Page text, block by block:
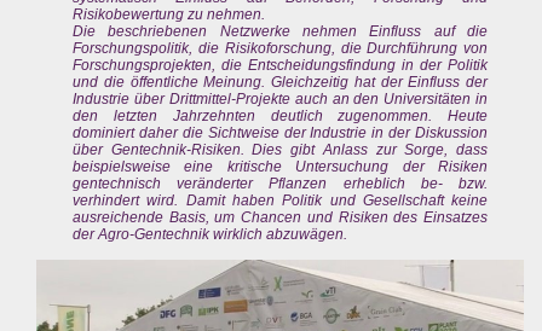
Risikobewertung zu nehmen.
Die beschriebenen Netzwerke nehmen Einfluss auf die
Forschungspolitik, die Risikoforschung, die Durchführung von
Forschungsprojekten, die Entscheidungsfindung in der Politik
und die öffentliche Meinung. Gleichzeitig hat der Einfluss der
Industrie über Drittmittel-Projekte auch an den Universitäten in
den letzten Jahrzehnten deutlich zugenommen. Heute
dominiert daher die Sichtweise der Industrie in der Diskussion
über Gentechnik-Risiken. Dies gibt Anlass zur Sorge, dass
beispielsweise eine kritische Untersuchung der Risiken
gentechnisch veränderter Pflanzen erheblich be- bzw.
verhindert wird. Damit haben Politik und Gesellschaft keine
ausreichende Basis, um Chancen und Risiken des Einsatzes
der Agro-Gentechnik wirklich abzuwägen.